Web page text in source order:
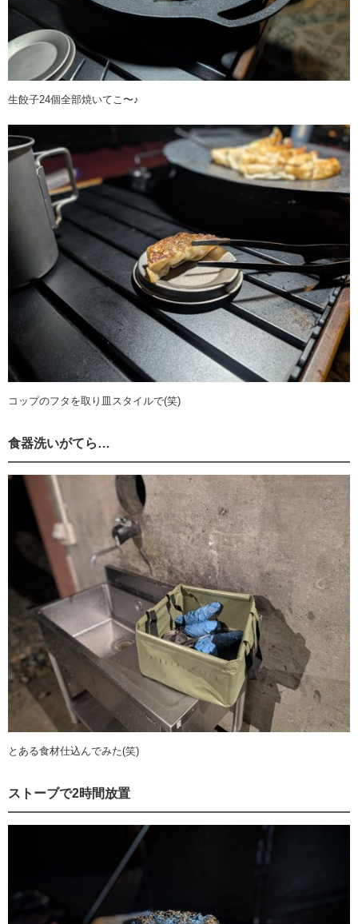
生餃子24個全部焼いてこ〜♪
コップのフタを取り皿スタイルで(笑)
食器洗いがてら…
とある食材仕込んでみた(笑)
ストーブで2時間放置